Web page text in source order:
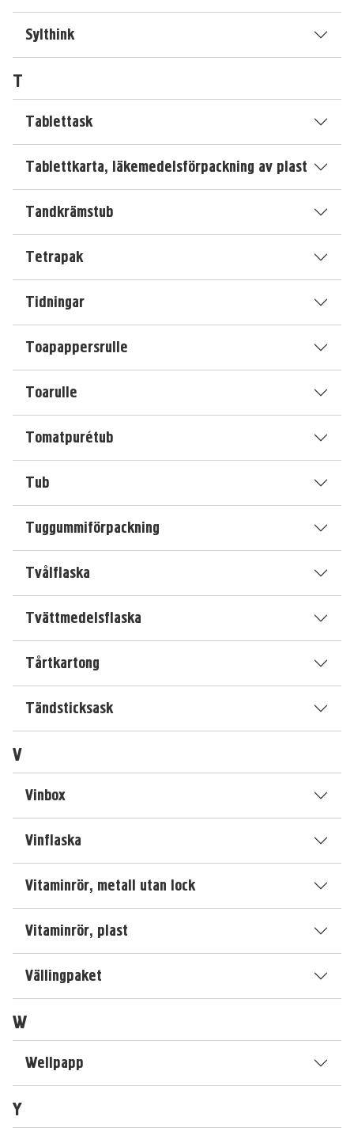
Sylthink
T
Tablettask
Tablettkarta, läkemedelsförpackning av plast
Tandkrämstub
Tetrapak
Tidningar
Toapappersrulle
Toarulle
Tomatpurétub
Tub
Tuggummiförpackning
Tvålflaska
Tvättmedelsflaska
Tårtkartong
Tändsticksask
V
Vinbox
Vinflaska
Vitaminrör, metall utan lock
Vitaminrör, plast
Vällingpaket
W
Wellpapp
Y